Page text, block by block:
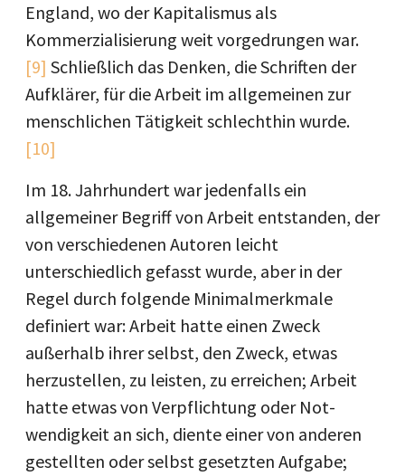
England, wo der Kapitalismus als
Kommerzialisierung weit vorgedrungen war.
[9] Schließlich das Denken, die Schriften der
Auf­klärer, für die Arbeit im allgemeinen zur
menschlichen Tätigkeit schlechthin wurde.
[10]
Im 18. Jahrhundert war jedenfalls ein
allgemeiner Begriff von Arbeit entstanden, der
von verschiedenen Autoren leicht
unterschiedlich gefasst wurde, aber in der
Regel durch folgende Minimalmerkmale
definiert war: Arbeit hatte einen Zweck
außerhalb ihrer selbst, den Zweck, etwas
herzustellen, zu leisten, zu erreichen; Arbeit
hatte etwas von Verpflichtung oder Not­
wendigkeit an sich, diente einer von anderen
gestellten oder selbst gesetzten Aufgabe;